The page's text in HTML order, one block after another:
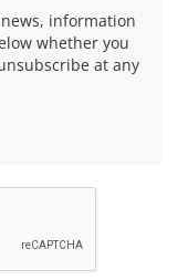
information
whether you
at any